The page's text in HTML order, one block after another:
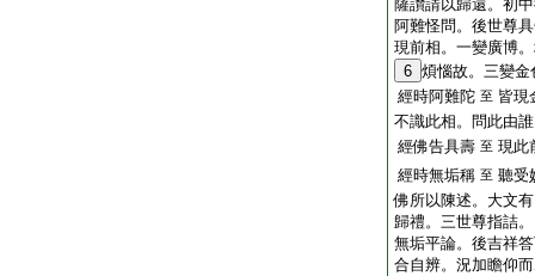
薩讃請以歸還。初
阿難怪問。後世尊
現前相。一變廣博
6 煩惱故。三變
經時阿難陀 至 皆
不識此相。問此由誰
經佛告具壽 至 現此
經時無垢稱 至 聽受
佛所以陳述。大文
歸禮。三世尊指詰
無垢平論。後吉祥
合自辨。況加瞻仰